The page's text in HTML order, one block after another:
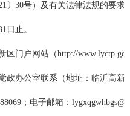
〕30号）及有关法律法规的要
日止。
区门户网站（http://
政办公室联系（地址：临沂高新
；电子邮箱：